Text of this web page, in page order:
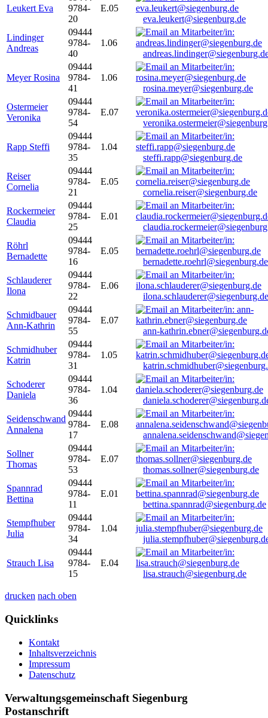
Leukert Eva
9784-
20
E.05
eva.leukert@siegenburg.de
Lindinger
Andreas
09444
9784-
40
1.06
Meyer Rosina
09444
9784-
41
1.06
rosina.meyer@siegenburg.de
Ostermeier
Veronika
09444
9784-
54
E.07
Rapp Steffi
09444
9784-
35
1.04
steffi.rapp@siegenburg.de
Reiser
Cornelia
09444
9784-
21
E.05
cornelia.reiser@siegenburg.de
Rockermeier
Claudia
09444
9784-
25
E.01
Röhrl
Bernadette
09444
9784-
16
E.05
bernadette.roehrl@siegenburg.de
Schlauderer
Ilona
09444
9784-
22
E.06
ilona.schlauderer@siegenburg.de
Schmidbauer
Ann-Kathrin
09444
9784-
55
E.07
ann-
Schmidhuber
Katrin
09444
9784-
31
1.05
Schoderer
Daniela
09444
9784-
36
1.04
Seidenschwand
Annalena
09444
9784-
17
E.08
Sollner
Thomas
09444
9784-
53
E.07
thomas.sollner@siegenburg.de
Spannrad
Bettina
09444
9784-
11
E.01
bettina.spannrad@siegenburg.de
Stempfhuber
Julia
09444
9784-
34
1.04
Strauch Lisa
09444
9784-
15
E.04
lisa.strauch@siegenburg.de
drucken nach oben
Quicklinks
Kontakt
Inhaltsverzeichnis
Impressum
Datenschutz
Verwaltungsgemeinschaft Siegenburg
Postanschrift